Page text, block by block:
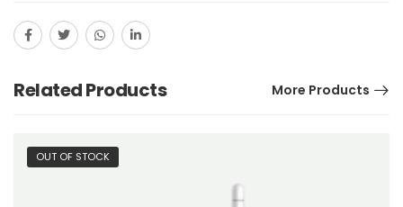
Related Products More Products
OUT OF STOCK